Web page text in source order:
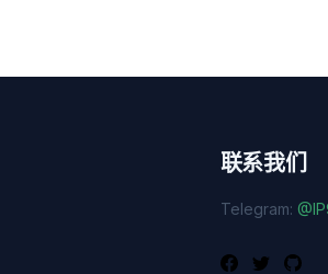
联系我们
Telegram: